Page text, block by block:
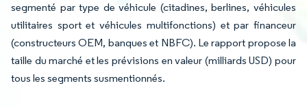
segmenté par type de véhicule (citadines, berlines, véhicules
utilitaires sport et véhicules multifonctions) et par financeur
(constructeurs OEM, banques et NBFC). Le rapport propose la
taille du marché et les prévisions en valeur (milliards USD) pour
tous les segments susmentionnés.